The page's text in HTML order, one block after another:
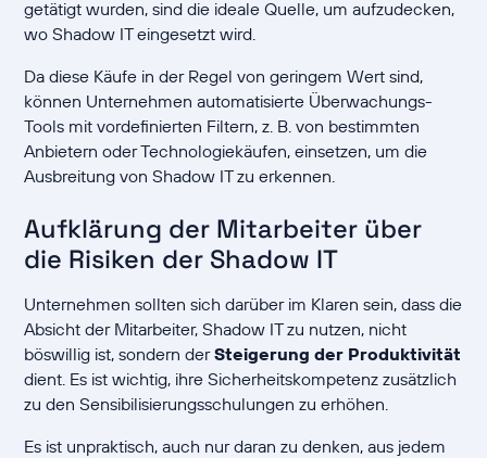
getätigt wurden, sind die ideale Quelle, um aufzudecken,
wo Shadow IT eingesetzt wird.
Da diese Käufe in der Regel von geringem Wert sind,
können Unternehmen automatisierte Überwachungs-
Tools mit vordefinierten Filtern, z. B. von bestimmten
Anbietern oder Technologiekäufen, einsetzen, um die
Ausbreitung von Shadow IT zu erkennen.
Aufklärung der Mitarbeiter über
die Risiken der Shadow IT
Unternehmen sollten sich darüber im Klaren sein, dass die
Absicht der Mitarbeiter, Shadow IT zu nutzen, nicht
böswillig ist, sondern derSteigerung der Produktivität
dient. Es ist wichtig, ihre Sicherheitskompetenz zusätzlich
zu den Sensibilisierungsschulungen zu erhöhen.
Es ist unpraktisch, auch nur daran zu denken, aus jedem